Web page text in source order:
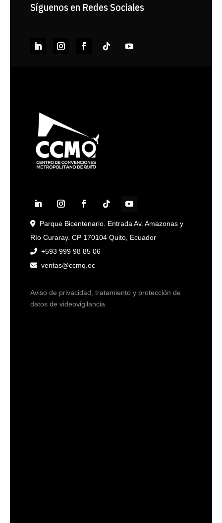
Síguenos en Redes Sociales
Parque Bicentenario. Entrada Av. Amazonas y
Río Curaray. CP 170104 Quito, Ecuador
+593 999 98 85 06
ventas@ccmq.ec
Aviso de privacidad, tratamiento y protección de
datos de videovigilancia